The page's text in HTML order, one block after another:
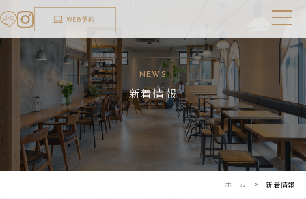
NEWS
新着情報
ホーム > 新着情報